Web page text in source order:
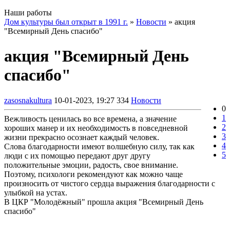
Наши работы
Дом культуры был открыт в 1991 г. » Новости » акция
"Всемирный День спасибо"
акция "Всемирный День
спасибо"
zasosnakultura 10-01-2023, 19:27 334 Новости
0
1
2
3
4
5
Вежливость ценилась во все времена, а значение
хороших манер и их необходимость в повседневной
жизни прекрасно осознает каждый человек.
Слова благодарности имеют волшебную силу, так как
люди с их помощью передают друг другу
положительные эмоции, радость, свое внимание.
Поэтому, психологи рекомендуют как можно чаще
произносить от чистого сердца выражения благодарности с
улыбкой на устах.
В ЦКР "Молодёжный" прошла акция "Всемирный День
спасибо"